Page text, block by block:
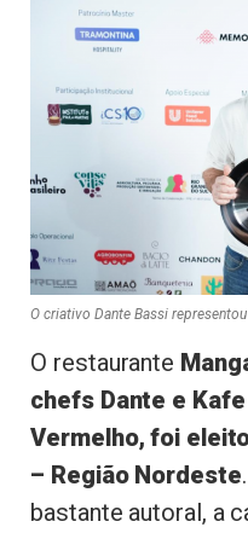
O criativo Dante Bassi
O restaurante
chefs Dante e
Vermelho, foi
– Região Nordeste
bastante autoral, a